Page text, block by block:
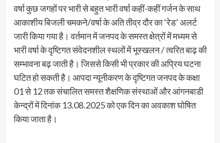
वर्षा कुछ जगहों पर भारी से बहुत भारी वर्षा कहीं-कहीं गर्जन के साथ
आकाशीय बिजली चमकने/वर्षा के अति तीव्र दौर का ‘रेड’ अलर्ट
जारी किया गया है। वर्तमान में जनपद के समस्त क्षेत्रों में मध्यम से
भारी वर्षा के दृष्टिगत संवेदनशील स्थलों में भूस्खलन / त्वरित बाढ़ की
सम्भावना बढ़ जाती है। जिससे किसी भी प्रकार की अप्रिय घटना
घटित हो सकती है। आपदा न्यूनीकरण के दृष्टिगत जनपद के कक्षा
01 से 12 तक संचालित समस्त शैक्षणिक संस्थाओं और आंगनबाडी
केन्द्रों में दिनांक 13.08.2025 को एक दिन का अवकाश घोषित
किया जाता है।